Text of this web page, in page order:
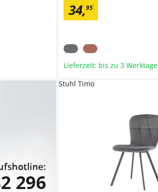
34,95
Lieferzeit: bis zu 3 Werktage
Stuhl Timo